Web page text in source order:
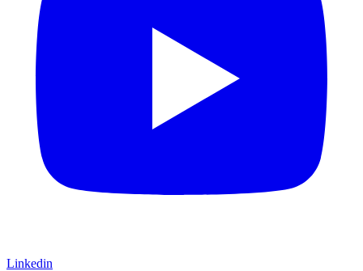
Linkedin